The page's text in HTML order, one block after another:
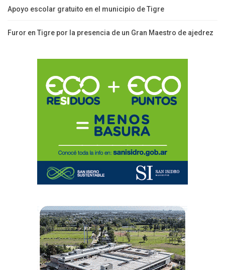
Apoyo escolar gratuito en el municipio de Tigre
Furor en Tigre por la presencia de un Gran Maestro de ajedrez